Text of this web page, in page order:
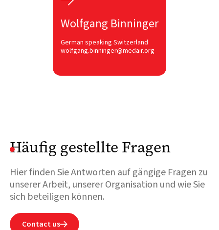
Wolfgang Binninger
German speaking Switzerland
wolfgang.binninger@medair.org
Häufig gestellte Fragen
Hier finden Sie Antworten auf gängige Fragen zu
unserer Arbeit, unserer Organisation und wie Sie
sich beteiligen können.
Contact us